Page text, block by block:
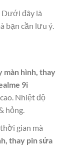
Dưới đây là
bạn cần lưu ý.
màn hình, thay
9i
Nhiệt độ
hỏng.
gian mà
thay pin sửa